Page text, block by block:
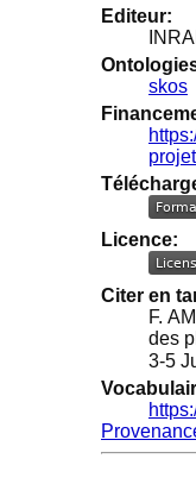
Editeur:
skos
Licence:
Citer en
F.
des
3-5